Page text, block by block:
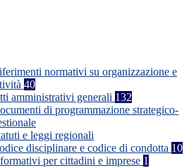
normativi su organizzazione e
40
amministrativi generali 132
di programmazione strategico-
e leggi regionali
disciplinare e codice di condotta 10
per cittadini e imprese 1